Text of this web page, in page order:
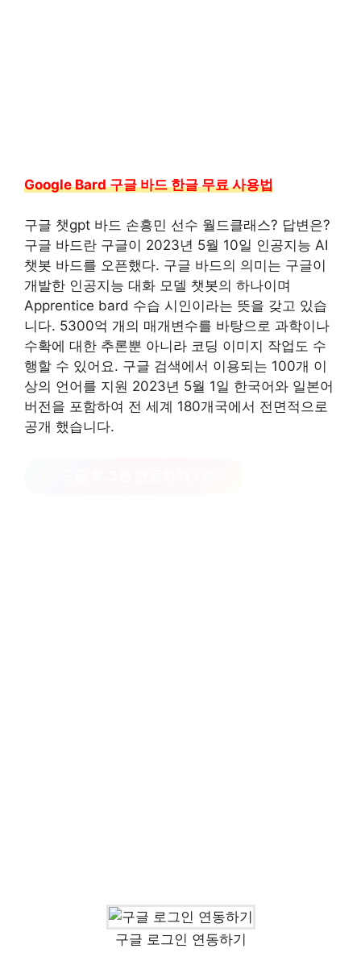
Google Bard 구글 바드 한글 무료 사용법
구글 챗gpt 바드 손흥민 선수 월드클래스? 답변은?
구글 바드란 구글이 2023년 5월 10일 인공지능 AI
챗봇 바드를 오픈했다. 구글 바드의 의미는 구글이
개발한 인공지능 대화 모델 챗봇의 하나이며
Apprentice bard 수습 시인이라는 뜻을 갖고 있습
니다. 5300억 개의 매개변수를 바탕으로 과학이나
수확에 대한 추론뿐 아니라 코딩 이미지 작업도 수
행할 수 있어요. 구글 검색에서 이용되는 100개 이
상의 언어를 지원 2023년 5월 1일 한국어와 일본어
버전을 포함하여 전 세계 180개국에서 전면적으로
공개 했습니다.
구글 로그인 연동하기